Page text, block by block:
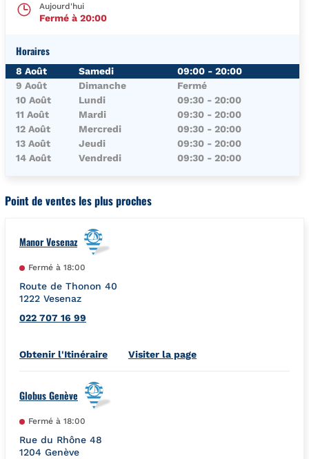
Aujourd'hui
Fermé à 20:00
Horaires
Jour de la SemaineHoraires
8 Août Samedi 09:00 - 20:00
9 Août
Dimanche
Fermé
10 Août
Lundi 09:30 - 20:00
11 Août
Mardi 09:30 - 20:00
12 Août
Mercredi 09:30 - 20:00
13 Août
Jeudi 09:30 - 20:00
14 Août
Vendredi 09:30 - 20:00
Point de ventes les plus proches
Manor Vesenaz
Fermé à 18:00
Route de Thonon 40
1222 Vesenaz
022 707 16 99
Obtenir l'ItinéraireLink Opens in New Tab
Visiter la page
Globus Genève
Fermé à 18:00
Rue du Rhône 48
1204 Genève